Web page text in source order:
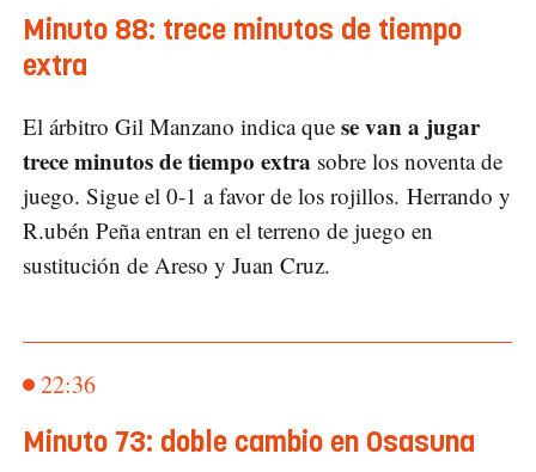
Minuto 88: trece minutos de tiempo
extra
El árbitro Gil Manzano indica que se van a jugar
trece minutos de tiempo extra sobre los noventa de
juego. Sigue el 0-1 a favor de los rojillos. Herrando y
R.ubén Peña entran en el terreno de juego en
sustitución de Areso y Juan Cruz.
22:36
Minuto 73: doble cambio en Osasuna